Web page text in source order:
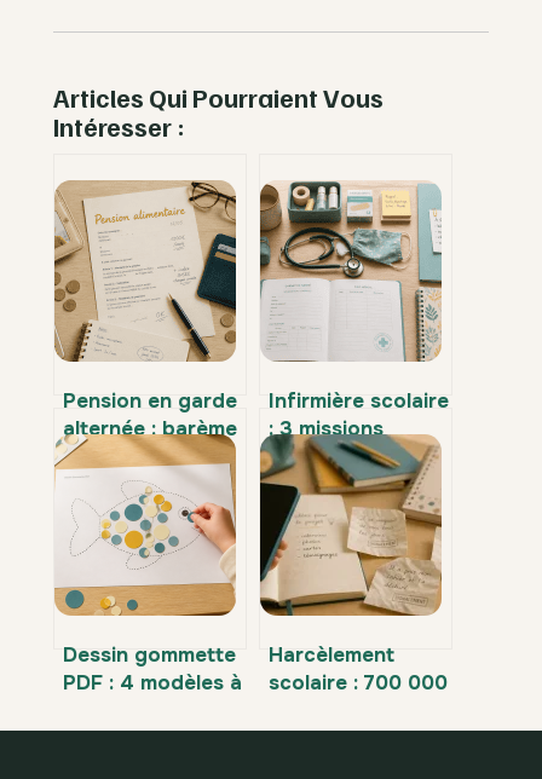
Articles Qui Pourraient Vous
Intéresser :
Pension en garde
alternée : barème
officiel, calcul et
procédures de
rééquilibrage
Infirmière scolaire
: 3 missions
socles et le
parcours pour
intégrer
l’Éducation
nationale
Dessin gommette
PDF : 4 modèles à
muscler la
Harcèlement
scolaire : 700 000
et les réflexes